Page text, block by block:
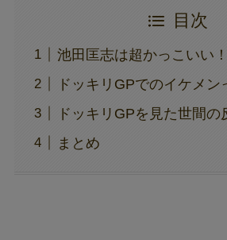
目次
池田匡志は超かっこいい！
ドッキリGPでのイケメン
ドッキリGPを見た世間の
まとめ